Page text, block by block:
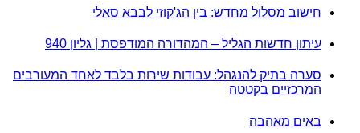
חישוב מסלול מחדש: בין הג'קוזי לבבא סאלי
עיתון חדשות הגליל – המהדורה המודפסת | גליון 940
סערה בתיק להנגהל: עבודות שירות בלבד לאחד המעורבים
המרכזיים בקטטה
באים מאהבה